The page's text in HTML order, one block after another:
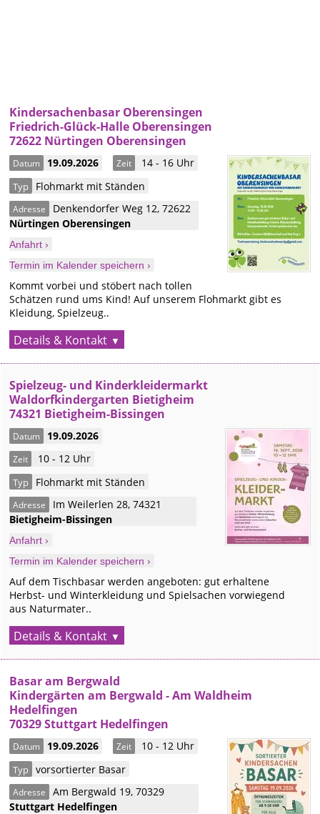
Kindersachenbasar Oberensingen
Friedrich-Glück-Halle Oberensingen
72622 Nürtingen Oberensingen
Datum 19.09.2026 Zeit 14 - 16 Uhr
Typ Flohmarkt mit Ständen
Adresse Denkendorfer Weg 12,72622
NürtingenOberensingen
Anfahrt ›
Termin im Kalender speichern ›
Kommt vorbei und stöbert nach tollen
Schätzen rund ums Kind! Auf unserem Flohmarkt gibt es
Kleidung, Spielzeug..
Details & Kontakt
Spielzeug- und Kinderkleidermarkt
Waldorfkindergarten Bietigheim
74321 Bietigheim-Bissingen
Datum 19.09.2026
Zeit 10 - 12 Uhr
Typ Flohmarkt mit Ständen
Adresse Im Weilerlen 28,74321
Bietigheim-Bissingen
Anfahrt ›
Termin im Kalender speichern ›
Auf dem Tischbasar werden angeboten: gut erhaltene
Herbst- und Winterkleidung und Spielsachen vorwiegend
aus Naturmater..
Details & Kontakt
Basar am Bergwald
Kindergärten am Bergwald - Am Waldheim
Hedelfingen
70329 Stuttgart Hedelfingen
Datum 19.09.2026 Zeit 10 - 12 Uhr
Typ vorsortierter Basar
Adresse Am Bergwald 19,70329
Stuttgart Hedelfingen